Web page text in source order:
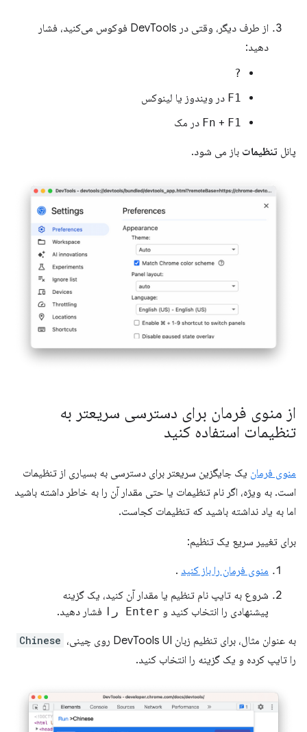
از طرف دیگر، وقتی در DevTools فوکوس می‌کنید، فشار
دهید:
?
F1 در ویندوز یا لینوکس
Fn + F1 در مک
پانل تنظیمات باز می شود.
از منوی فرمان برای دسترسی سریعتر به
تنظیمات استفاده کنید
منوی فرمان یک جایگزین سریعتر برای دسترسی به بسیاری از تنظیمات
است. به ویژه، اگر نام تنظیمات یا حتی مقدار آن را به خاطر داشته باشید
اما به یاد نداشته باشید که تنظیمات کجاست.
برای تغییر سریع یک تنظیم:
منوی فرمان را باز کنید .
شروع به تایپ نام تنظیم یا مقدار آن کنید، یک گزینه
پیشنهادی را انتخاب کنید و Enter را فشار دهید.
به عنوان مثال، برای تنظیم زبان DevTools UI روی چینی، Chinese
را تایپ کرده و یک گزینه را انتخاب کنید.